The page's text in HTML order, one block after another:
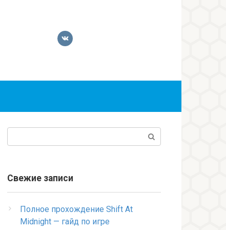
Свежие записи
Полное прохождение Shift At
Midnight — гайд по игре